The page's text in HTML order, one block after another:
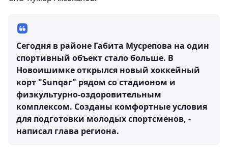
Сегодня в районе Габита Мусрепова на один
спортивный объект стало больше. В
Новоишимке открылся новый хоккейный
корт "Sunqar" рядом со стадионом и
физкультурно-оздоровительным
комплексом. Созданы комфортные условия
для подготовки молодых спортсменов, -
написал глава региона.